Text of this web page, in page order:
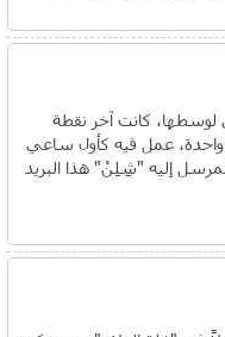
لوسطها، كانت آخر نقطة
واحدة، عمل فيه كأول ساعي
إليه "شِلِنْ" هذا البريد